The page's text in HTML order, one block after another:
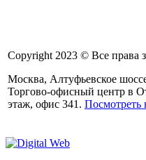
Copyright 2023 © Все права
Москва, Алтуфьевское
Торгово-офисный центр в
этаж, офис 341. Посмотреть